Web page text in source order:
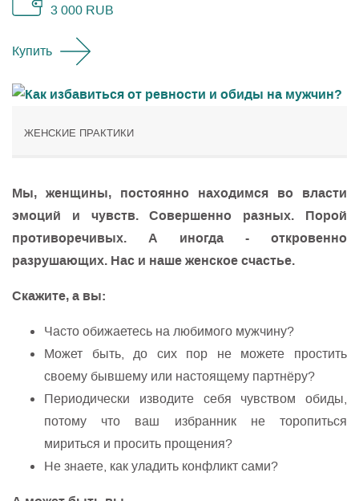
3 000 RUB
Купить
ЖЕНСКИЕ ПРАКТИКИ
Мы, женщины, постоянно находимся во власти
эмоций и чувств. Совершенно разных. Порой
противоречивых. А иногда - откровенно
разрушающих. Нас и наше женское счастье.
Скажите, а вы:
Часто обижаетесь на любимого мужчину?
Может быть, до сих пор не можете простить
своему бывшему или настоящему партнёру?
Периодически изводите себя чувством обиды,
потому что ваш избранник не торопиться
мириться и просить прощения?
Не знаете, как уладить конфликт сами?